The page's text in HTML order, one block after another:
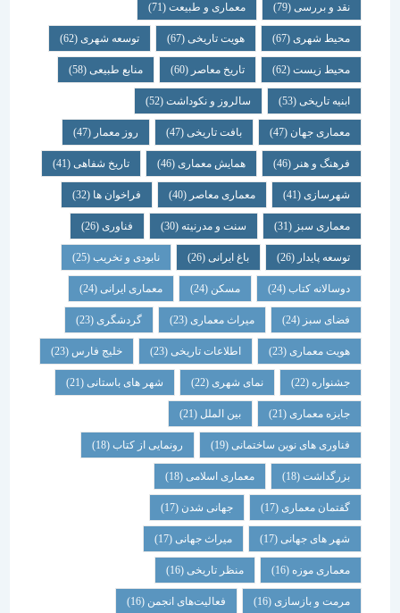
نقد و بررسی (79) معماری و طبیعت (71)
محیط شهری(67) هویت تاریخی(67) توسعه شهری(62)
محیط زیست(62) تاریخ معاصر(60) منابع طبیعی(58)
ابنیه تاریخی(53) سالروز و نکوداشت(52)
معماری جهان (47) بافت تاریخی(47) روز معمار(47)
فرهنگ و هنر(46) همایش معماری (46) تاریخ شفاهی (41)
شهرسازی(41) معماری معاصر(40) فراخوان ها (32)
معماری سبز(31) سنت و مدرنیته(30) فناوری (26)
توسعه پایدار(26) باغ ایرانی(26) نابودی و تخریب(25)
دوسالانه کتاب(24) مسکن (24) معماری ایرانی(24)
فضای سبز(24) میراث معماری (23) گردشگری (23)
هویت معماری (23) اطلاعات تاریخی(23) خلیج فارس(23)
جشنواره(22) نمای شهری(22) شهر های باستانی (21)
جایزه معماری (21) بین الملل(21)
فناوری های نوین ساختمانی(19) رونمایی از کتاب (18)
بزرگداشت (18) معماری اسلامی(18)
گفتمان معماری (17) جهانی شدن(17)
شهر های جهانی(17) میراث جهانی(17)
معماری موزه(16) منظر تاریخی (16)
مرمت و بازسازی(16) فعالیت‌های انجمن(16)